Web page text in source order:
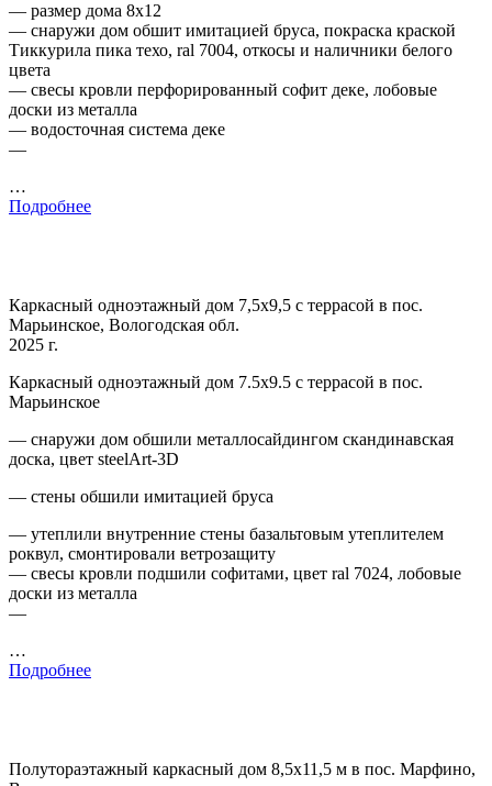
— размер дома 8х12
— снаружи дом обшит имитацией бруса, покраска краской
Тиккурила пика техо, ral 7004, откосы и наличники белого
цвета
— свесы кровли перфорированный софит деке, лобовые
доски из металла
— водосточная система деке
—
…
Подробнее
Каркасный одноэтажный дом 7,5х9,5 с террасой в пос.
Марьинское, Вологодская обл.
2025 г.
Каркасный одноэтажный дом 7.5х9.5 с террасой в пос.
Марьинское
— снаружи дом обшили металлосайдингом скандинавская
доска, цвет steelArt-3D
— стены обшили имитацией бруса
— утеплили внутренние стены базальтовым утеплителем
роквул, смонтировали ветрозащиту
— свесы кровли подшили софитами, цвет ral 7024, лобовые
доски из металла
—
…
Подробнее
Полутораэтажный каркасный дом 8,5х11,5 м в пос. Марфино,